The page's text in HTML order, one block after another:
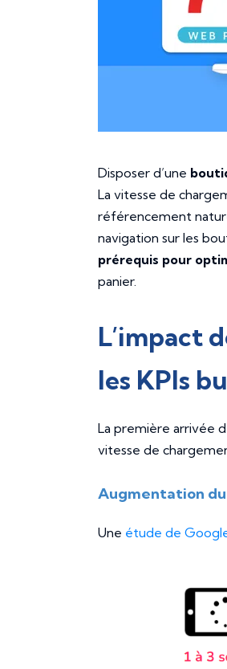
Disposer d’une
La vitesse de
référencement
navigation sur les
prérequis pour
panier.
L’impact
les KPIs
La première arrivée
vitesse de
Augmentation
Une étude de